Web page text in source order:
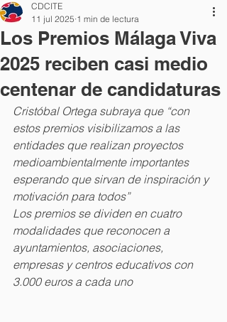
Los Premios Málaga Viva
2025 reciben casi medio
centenar de candidaturas
CDCITE
11 jul 2025 1 min de lectura
Cristóbal Ortega subraya que “con
estos premios visibilizamos a las
entidades que realizan proyectos
medioambientalmente importantes
esperando que sirvan de inspiración y
motivación para todos”
Los premios se dividen en cuatro
modalidades que reconocen a
ayuntamientos, asociaciones,
empresas y centros educativos con
3.000 euros a cada uno